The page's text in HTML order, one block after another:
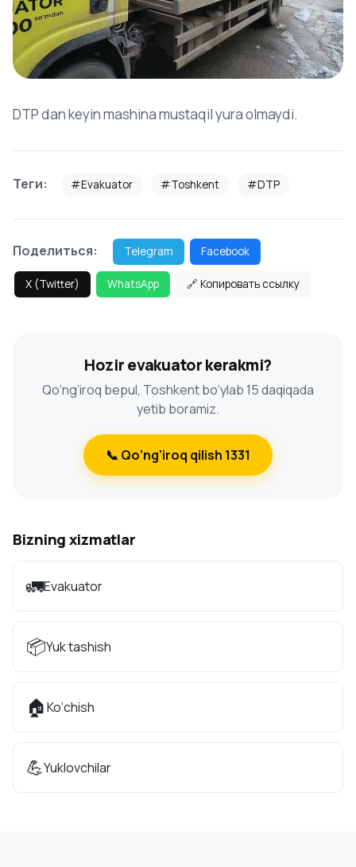
DTP dan keyin mashina mustaqil yura olmaydi.
Теги: #Evakuator #Toshkent #DTP
Поделиться: Telegram Facebook
X (Twitter) WhatsApp 🔗 Копировать ссылку
Hozir evakuator kerakmi?
Qo‘ng‘iroq bepul, Toshkent bo‘ylab 15 daqiqada
yetib boramiz.
📞 Qo‘ng‘iroq qilish 1331
Bizning xizmatlar
🚛Evakuator
📦Yuk tashish
🏠Ko‘chish
💪Yuklovchilar